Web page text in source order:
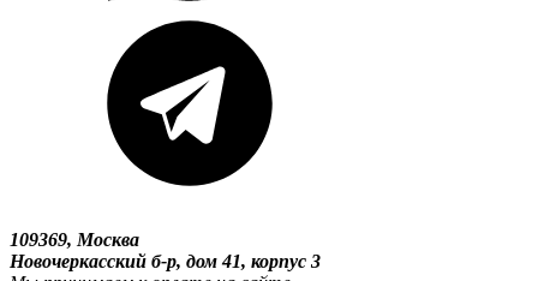
109369, Москва
Новочеркасский б-р, дом 41, корпус 3